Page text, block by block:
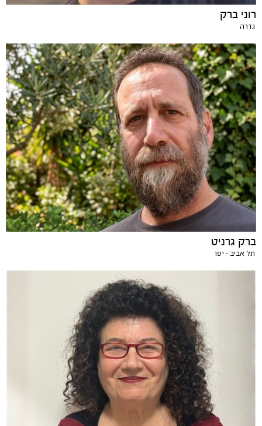
רוני ברק
גדרה
ברק גרניט
תל אביב - יפו